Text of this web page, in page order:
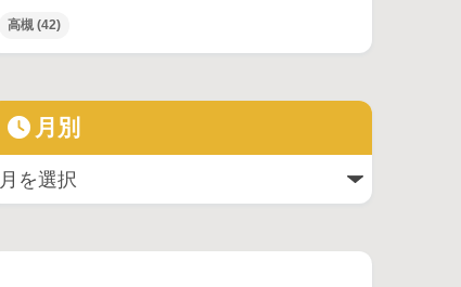
高槻 (42)
月別